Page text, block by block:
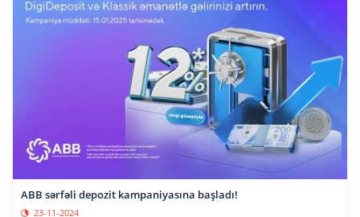
ABB sərfəli depozit kampaniyasına başladı!
23-11-2024